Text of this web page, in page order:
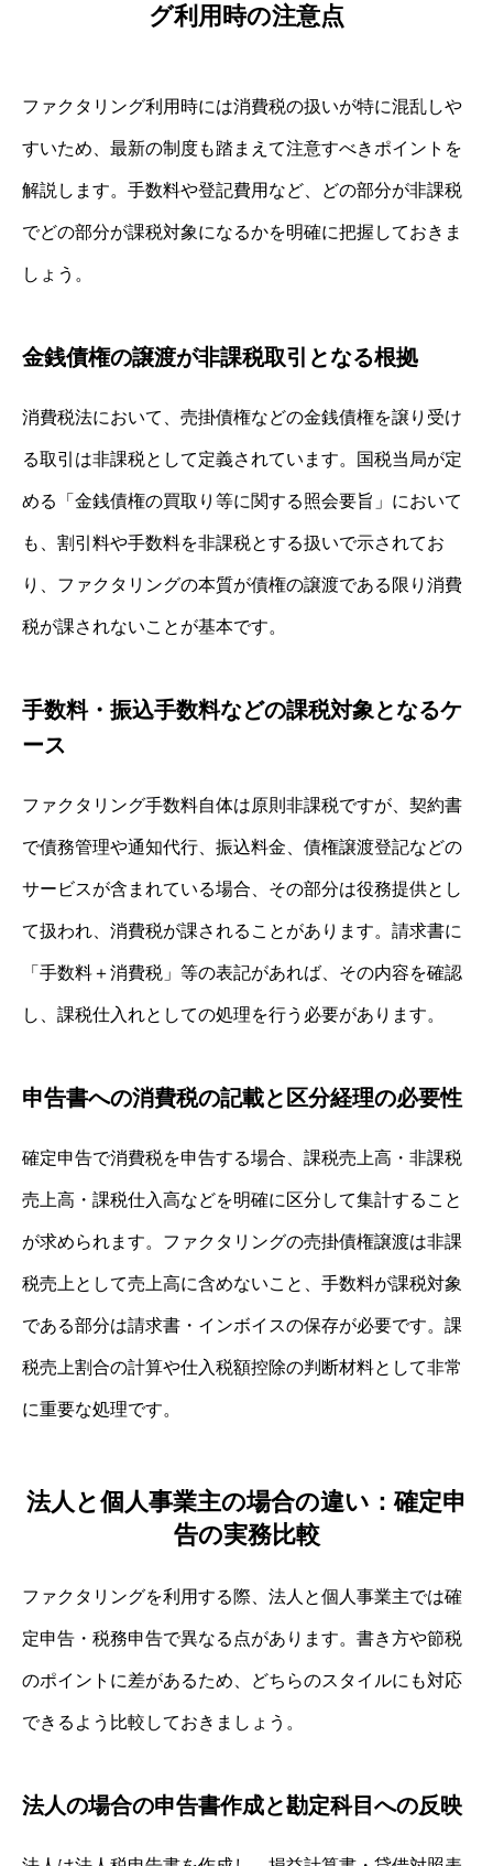
グ利用時の注意点
ファクタリング利用時には消費税の扱いが特に混乱しや
すいため、最新の制度も踏まえて注意すべきポイントを
解説します。手数料や登記費用など、どの部分が非課税
でどの部分が課税対象になるかを明確に把握しておきま
しょう。
金銭債権の譲渡が非課税取引となる根拠
消費税法において、売掛債権などの金銭債権を譲り受け
る取引は非課税として定義されています。国税当局が定
める「金銭債権の買取り等に関する照会要旨」において
も、割引料や手数料を非課税とする扱いで示されてお
り、ファクタリングの本質が債権の譲渡である限り消費
税が課されないことが基本です。
手数料・振込手数料などの課税対象となるケ
ース
ファクタリング手数料自体は原則非課税ですが、契約書
で債務管理や通知代行、振込料金、債権譲渡登記などの
サービスが含まれている場合、その部分は役務提供とし
て扱われ、消費税が課されることがあります。請求書に
「手数料＋消費税」等の表記があれば、その内容を確認
し、課税仕入れとしての処理を行う必要があります。
申告書への消費税の記載と区分経理の必要性
確定申告で消費税を申告する場合、課税売上高・非課税
売上高・課税仕入高などを明確に区分して集計すること
が求められます。ファクタリングの売掛債権譲渡は非課
税売上として売上高に含めないこと、手数料が課税対象
である部分は請求書・インボイスの保存が必要です。課
税売上割合の計算や仕入税額控除の判断材料として非常
に重要な処理です。
法人と個人事業主の場合の違い：確定申
告の実務比較
ファクタリングを利用する際、法人と個人事業主では確
定申告・税務申告で異なる点があります。書き方や節税
のポイントに差があるため、どちらのスタイルにも対応
できるよう比較しておきましょう。
法人の場合の申告書作成と勘定科目への反映